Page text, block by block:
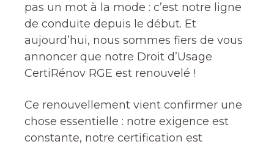
pas un mot à la mode : c’est notre ligne
de conduite depuis le début. Et
aujourd’hui, nous sommes fiers de vous
annoncer que notre Droit d’Usage
CertiRénov RGE est renouvelé !
Ce renouvellement vient confirmer une
chose essentielle : notre exigence est
constante, notre certification est